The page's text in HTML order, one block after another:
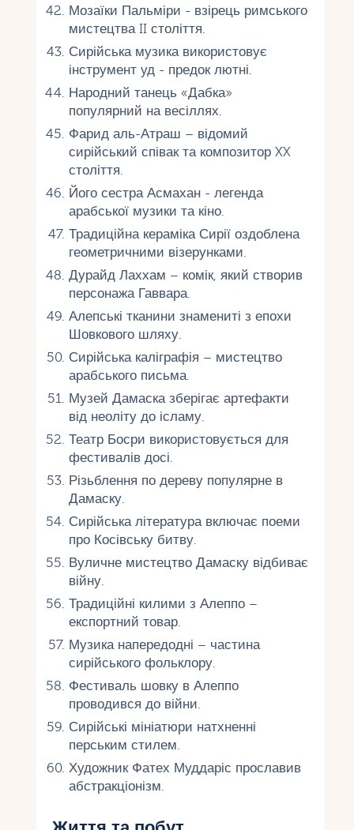
Мозаїки Пальміри - взірець римського
мистецтва II століття.
Сирійська музика використовує
інструмент уд - предок лютні.
Народний танець «Дабка»
популярний на весіллях.
Фарид аль-Атраш – відомий
сирійський співак та композитор XX
століття.
Його сестра Асмахан - легенда
арабської музики та кіно.
Традиційна кераміка Сирії оздоблена
геометричними візерунками.
Дурайд Лаххам – комік, який створив
персонажа Гаввара.
Алепські тканини знамениті з епохи
Шовкового шляху.
Сирійська каліграфія – мистецтво
арабського письма.
Музей Дамаска зберігає артефакти
від неоліту до ісламу.
Театр Босри використовується для
фестивалів досі.
Різьблення по дереву популярне в
Дамаску.
Сирійська література включає поеми
про Косівську битву.
Вуличне мистецтво Дамаску відбиває
війну.
Традиційні килими з Алеппо –
експортний товар.
Музика напередодні – частина
сирійського фольклору.
Фестиваль шовку в Алеппо
проводився до війни.
Сирійські мініатюри натхненні
перським стилем.
Художник Фатех Муддаріс прославив
абстракціонізм.